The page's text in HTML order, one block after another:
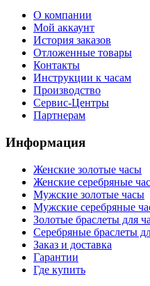
О компании
Мой аккаунт
История заказов
Отложенные товары
Контакты
Инструкции к часам
Производство
Сервис-Центры
Партнерам
Информация
Женские золотые часы
Женские серебряные
Мужские золотые часы
Мужские серебряные
Золотые браслеты для
Серебряные браслеты
Заказ и доставка
Гарантии
Где купить